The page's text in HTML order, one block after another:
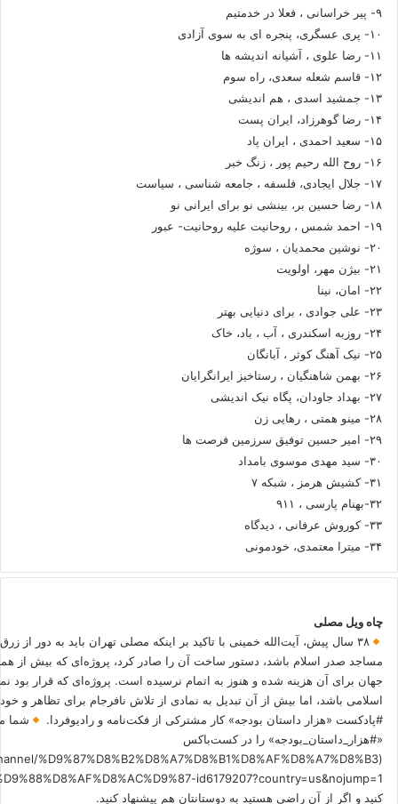
۹- پیر خراسانی ، فعلا در خدمتیم
۱۰- پری عسگری، پنجره ای به سوی آزادی
۱۱- رضا علوی ، آشیانه اندیشه ها
۱۲- قاسم شعله سعدی، راه سوم
۱۳- جمشید اسدی ، هم اندیشی
۱۴- رضا گوهرزاد، ایران پست
۱۵- سعید احمدی ، ایران پاد
۱۶- روح الله رحیم پور ، زنگ خبر
۱۷- جلال ایجادی، فلسفه ، جامعه شناسی ، سیاست
۱۸- رضا حسین بر، بینشی نو برای ایرانی نو
۱۹- احمد شمس ، روحانیت علیه روحانیت- عبور
۲۰- نوشین محمدیان ، سوژه
۲۱- بیژن مهر، اولویت
۲۲- امان، نینا
۲۳- علی جوادی ، برای دنیایی بهتر
۲۴- روزبه اسکندری ، آب ، باد، خاک
۲۵- نیک آهنگ کوثر ، آبانگان
۲۶- بهمن شاهنگیان ، رستاخیز ایرانگرایان
۲۷- بهداد جاودان، پگاه نیک اندیشی
۲۸- مینو همتی ، رهایی زن
۲۹- امیر حسین توفیق سرزمین فرصت ها
۳۰- سید مهدی موسوی بامداد
۳۱- کشیش هرمز ، شبکه ۷
۳۲-بهنام پارسی ، ۹۱۱
۳۳- کوروش عرفانی ، دیدگاه
۳۴- میترا معتمدی، خودمونی
چاه ویل مصلی
۳۸ سال پیش، آیت‌الله خمینی با تاکید بر اینکه مصلی تهران باید به دور از
مساجد صدر اسلام باشد، دستور ساخت آن را صادر کرد، پروژه‌ای که بیش از
جهان برای آن هزینه شده و هنوز به اتمام نرسیده است. پروژه‌ای که قرار بود
اسلامی باشد، اما بیش از آن تبدیل به نمادی از تلاش نافرجام برای تظاهر و
#پادکست «هزار داستان بودجه» کار مشترکی از فکت‌نامه و رادیوفردا.
شما
«#هزار_داستان_بودجه» را در کست‌باکس
%D9%87%D8%B2%D8%A7%D8%B1%D8%AF%D8%A7%D8%B3
کنید و اگر از آن راضی هستید به دوستانتان هم پیشنهاد کنید.